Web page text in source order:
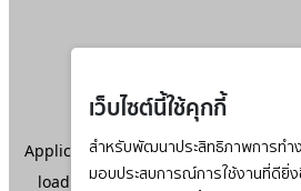
เว็บไซต์นี้ใช้คุกกี้
สำหรับพัฒนาประสิทธิภาพการทำง
มอบประสบการณ์การใช้งานที่ดียิ่ง
Application error: aclient-side
loadingwww.ktc.co.th(see the